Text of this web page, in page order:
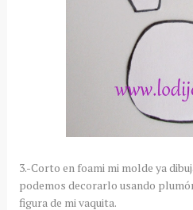
3.-Corto en foami mi molde ya
podemos decorarlo usando
figura de mi vaquita.